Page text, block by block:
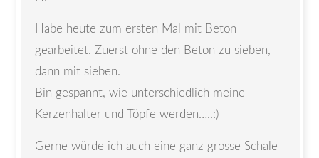
Habe heute zum ersten Mal mit Beton
gearbeitet. Zuerst ohne den Beton zu sieben,
dann mit sieben.
Bin gespannt, wie unterschiedlich meine
Kerzenhalter und Töpfe werden…..:)
Gerne würde ich auch eine ganz grosse Schale